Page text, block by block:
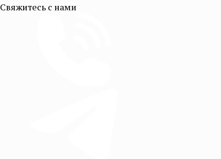
Свяжитесь с нами